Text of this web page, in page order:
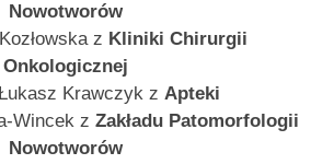
Nowotworów
z Kliniki Chirurgii
Onkologicznej
Krawczyk z Apteki
Wincek z Zakładu Patomorfologii
Nowotworów